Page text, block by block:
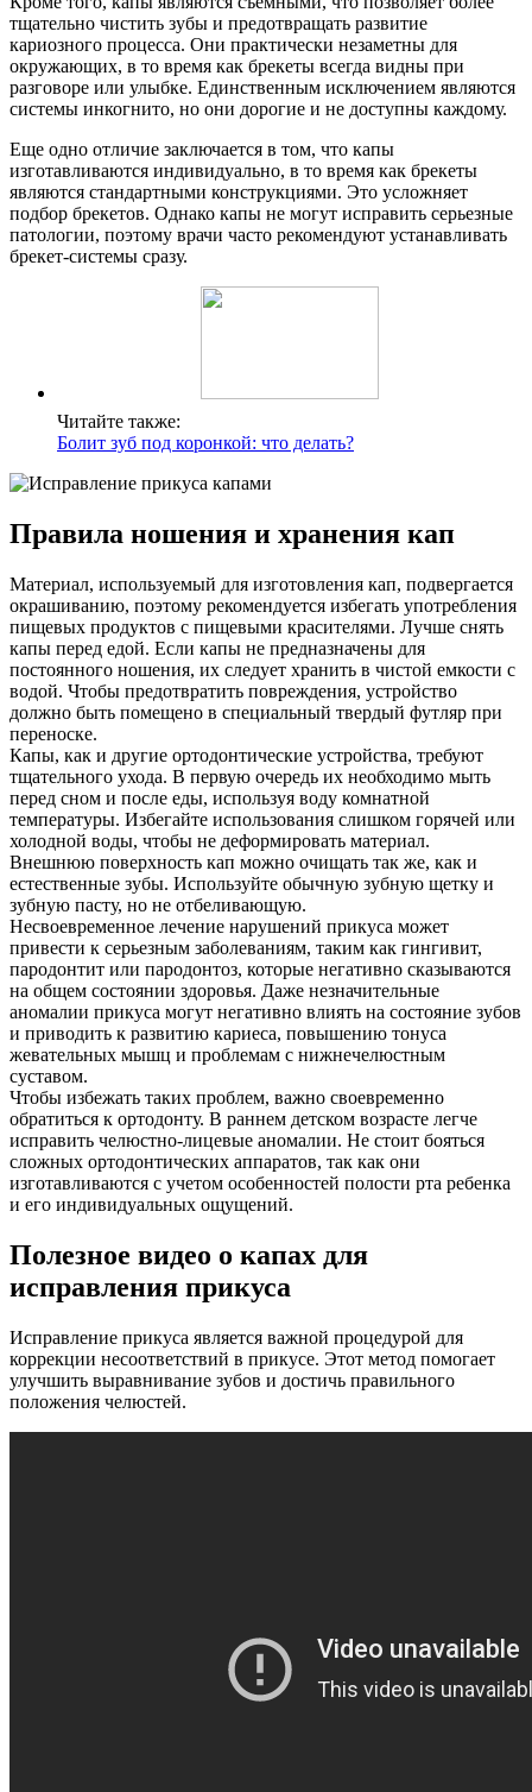
тщательно чистить зубы и предотвращать развитие
кариозного процесса. Они практически незаметны для
окружающих, в то время как брекеты всегда видны при
разговоре или улыбке. Единственным исключением являются
системы инкогнито, но они дорогие и не доступны каждому.
Еще одно отличие заключается в том, что капы
изготавливаются индивидуально, в то время как брекеты
являются стандартными конструкциями. Это усложняет
подбор брекетов. Однако капы не могут исправить серьезные
патологии, поэтому врачи часто рекомендуют устанавливать
брекет-системы сразу.
Читайте также:
Болит зуб под коронкой: что делать?
Правила ношения и хранения кап
Материал, используемый для изготовления кап, подвергается
окрашиванию, поэтому рекомендуется избегать употребления
пищевых продуктов с пищевыми красителями. Лучше снять
капы перед едой. Если капы не предназначены для
постоянного ношения, их следует хранить в чистой емкости с
водой. Чтобы предотвратить повреждения, устройство
должно быть помещено в специальный твердый футляр при
переноске.
Капы, как и другие ортодонтические устройства, требуют
тщательного ухода. В первую очередь их необходимо мыть
перед сном и после еды, используя воду комнатной
температуры. Избегайте использования слишком горячей или
холодной воды, чтобы не деформировать материал.
Внешнюю поверхность кап можно очищать так же, как и
естественные зубы. Используйте обычную зубную щетку и
зубную пасту, но не отбеливающую.
Несвоевременное лечение нарушений прикуса может
привести к серьезным заболеваниям, таким как гингивит,
пародонтит или пародонтоз, которые негативно сказываются
на общем состоянии здоровья. Даже незначительные
аномалии прикуса могут негативно влиять на состояние зубов
и приводить к развитию кариеса, повышению тонуса
жевательных мышц и проблемам с нижнечелюстным
суставом.
Чтобы избежать таких проблем, важно своевременно
обратиться к ортодонту. В раннем детском возрасте легче
исправить челюстно-лицевые аномалии. Не стоит бояться
сложных ортодонтических аппаратов, так как они
изготавливаются с учетом особенностей полости рта ребенка
и его индивидуальных ощущений.
Полезное видео о капах для
исправления прикуса
Исправление прикуса является важной процедурой для
коррекции несоответствий в прикусе. Этот метод помогает
улучшить выравнивание зубов и достичь правильного
положения челюстей.